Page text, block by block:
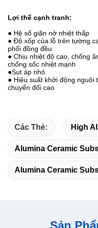
Lợi thế cạnh tranh:
● Hệ số giãn nở nhiệt thấp
● Độ xốp của lỗ trên tường
phối đồng đều
● Chịu nhiệt độ cao, chống
chống sốc nhiệt mạnh
●Sụt áp nhỏ.
● Hiệu suất khởi động nguội
chuyển đổi cao
Các Thẻ: High
Alumina Ceramic
Alumina Ceramic
Sản